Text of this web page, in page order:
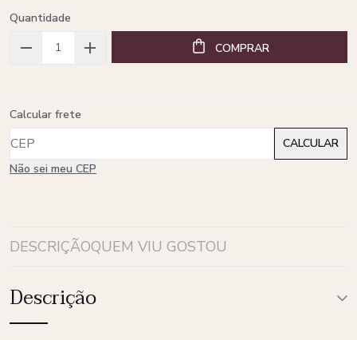
Quantidade
COMPRAR
Calcular frete
Não sei meu CEP
DESCRIÇÃOQUEM VIU GOSTOU
Descrição